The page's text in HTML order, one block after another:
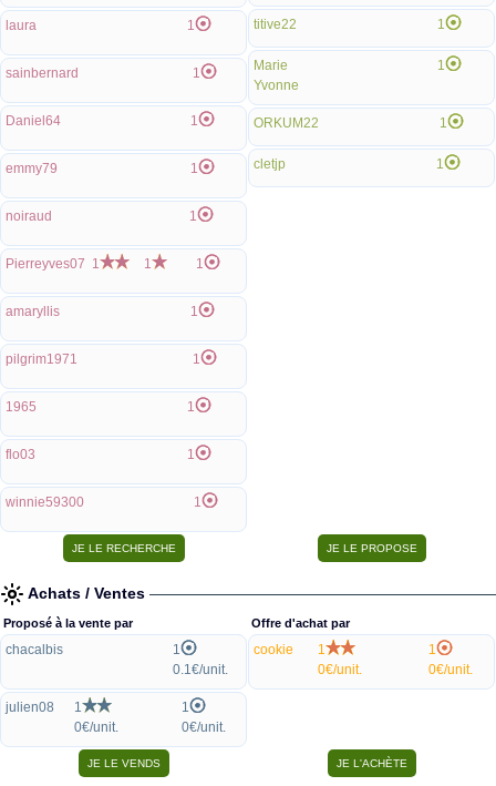
laura 1
sainbernard 1
Daniel64 1
emmy79 1
noiraud 1
Pierreyves07 1 1 1
amaryllis 1
pilgrim1971 1
1965 1
flo03 1
winnie59300 1
titive22 1
Marie
Yvonne
1
ORKUM22 1
cletjp 1
Achats / Ventes
Proposé à la vente par
chacalbis
1
0.1€/unit.
julien08
1
0€/unit.
1
0€/unit.
Offre d'achat par
cookie
1
0€/unit.
1
0€/unit.